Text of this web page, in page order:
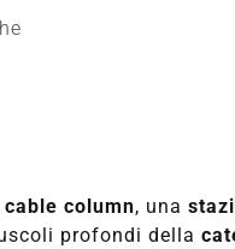
column, una
profondi della